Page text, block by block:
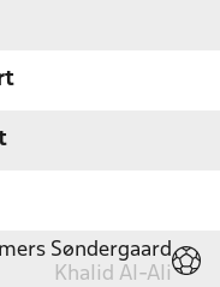
Søndergaard
Khalid Al-Ali